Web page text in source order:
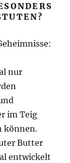
nur
im Teig
können.
Butter
entwickelt